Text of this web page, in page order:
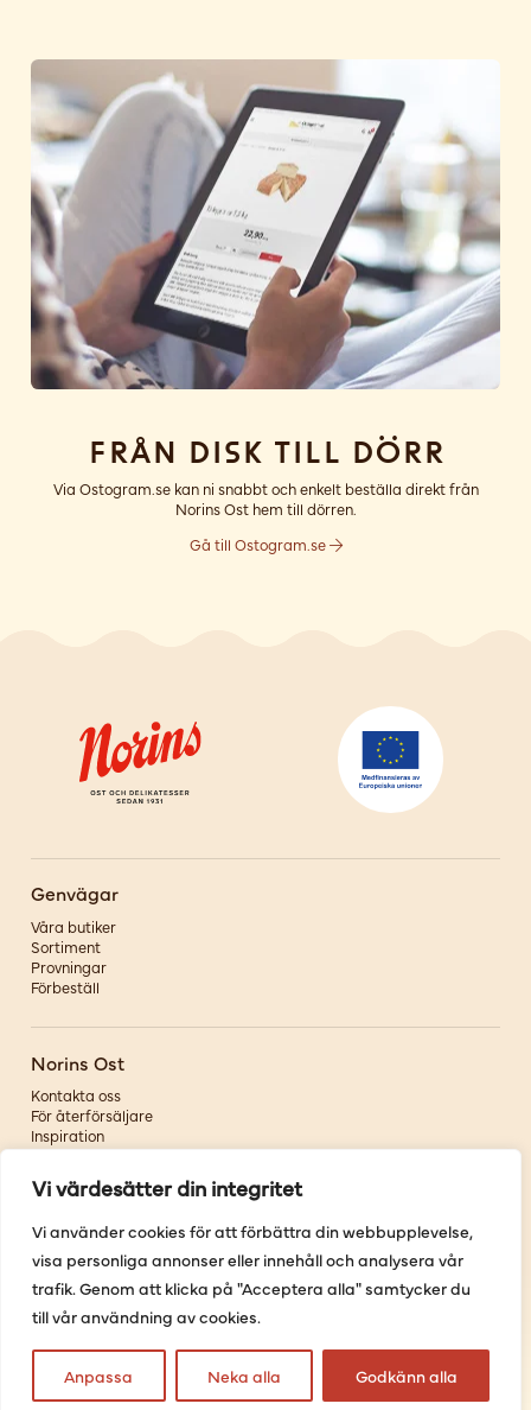
Vi värdesätter din integritet
Vi använder cookies för att förbättra din webbupplevelse,
visa personliga annonser eller innehåll och analysera vår
trafik. Genom att klicka på "Acceptera alla" samtycker du
till vår användning av cookies.
Anpassa Neka alla Godkänn alla
Från disk till dörr
Via Ostogram.se kan ni snabbt och enkelt beställa direkt från
Norins Ost hem till dörren.
Gå till Ostogram.se
Genvägar
Våra butiker
Sortiment
Provningar
Förbeställ
Norins Ost
Kontakta oss
För återförsäljare
Inspiration
Om oss
Följ oss
Facebook
Instagram
Pinterest
Youtube